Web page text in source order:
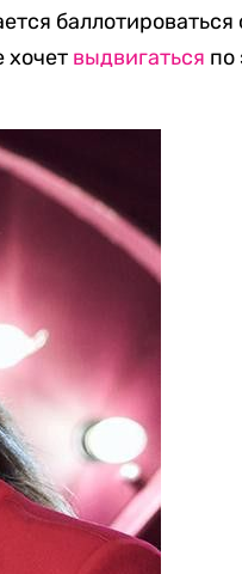
баллотироваться
выдвигаться по